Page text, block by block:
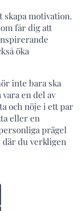
motivation.
får dig att
öka
inte bara ska
en del av
och nöje i ett par
eller en
prägel
du verkligen